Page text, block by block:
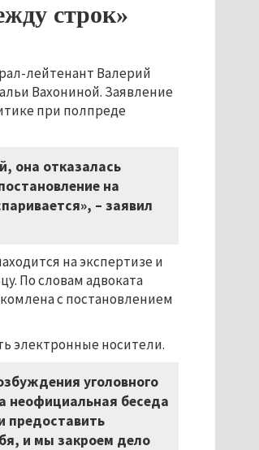
строк»
лейтенант Валерий
Вахониной. Заявление
при полпреде
она отказалась
на
– заявил
на экспертизе и
По словам адвоката
с постановлением
электронные носители.
уголовного
неофициальная беседа
предоставить
и мы закроем дело